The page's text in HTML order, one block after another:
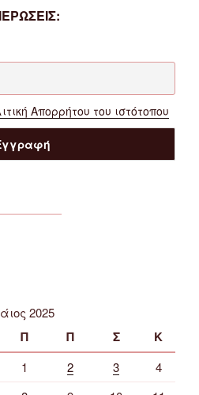
Απορρήτου του ιστότοπου
2025
Π Π Σ Κ
1 2 3
4